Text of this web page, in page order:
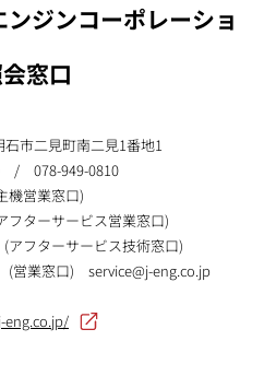
ジンコーポレーショ
窓口
市二見町南二見1番地1
/ 078-949-0810
機営業窓口)
ターサービス営業窓口)
フターサービス技術窓口)
(営業窓口) service@j-eng.co.jp